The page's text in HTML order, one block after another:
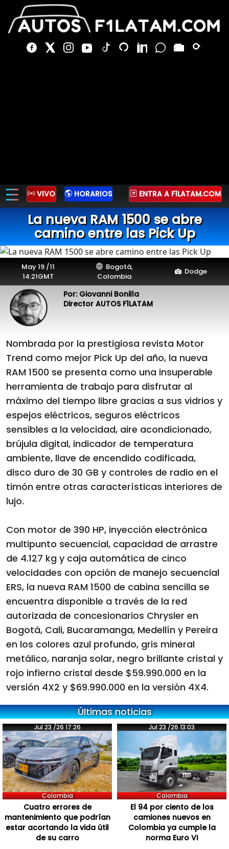
VIVO HORARIOS ENTRA A F1LATAM.COM
La nueva RAM 1500 se abre
camino entre las Pick Up
May 19 /11
14:21GMT
Bogotá,
Colombia
Dodge
Por: Giovanni Bonilla
Director AUTOS F1LATAM
Nombrada por la prestigiosa revista Motor
Trend como mejor Pick Up del año, la nueva
RAM 1500 se presenta como una insuperable
herramienta de trabajo para disfrutar al
máximo del tiempo libre gracias a sus vidrios y
espejos eléctricos, seguros eléctricos
sensibles a la velocidad, aire acondicionado,
brújula digital, indicador de temperatura
ambiente, llave de encendido codificada,
disco duro de 30 GB y controles de radio en el
timón entre otras características interiores de
lujo.
Con motor de 390 HP, inyección electrónica
multipunto secuencial, capacidad de arrastre
de 4.127 kg y caja automática de cinco
velocidades con opción de manejo secuencial
ERS, la nueva RAM 1500 de cabina sencilla se
encuentra disponible a través de la red
autorizada de concesionarios Chrysler en
Bogotá, Cali, Bucaramanga, Medellín y Pereira
en los colores azul profundo, gris mineral
metálico, naranja solar, negro brillante cristal y
rojo infierno cristal desde $59.990.000 en la
versión 4X2 y $69.990.000 en la versión 4X4.
Últimas noticias
Jul 23 /26 17:26
Colombia
Cuatro errores de
mantenimiento que podrían
estar acortando la vida útil
de su carro
Jul 23 /26 13:03
Colombia
El 94 por ciento de los
camiones nuevos en
Colombia ya cumple la
norma Euro VI